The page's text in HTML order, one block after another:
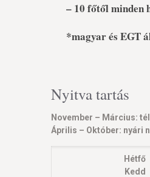
– 10 főtől minden
*magyar és EGT
Nyitva tartás
November – Március:
Április – Október: nyári
Hétfő
Kedd